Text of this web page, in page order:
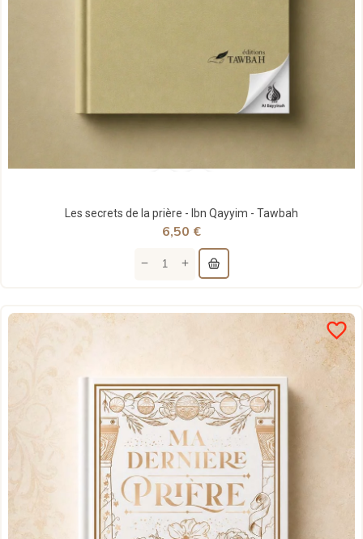
Les secrets de la prière - Ibn Qayyim - Tawbah
6,50 €
favorite_border